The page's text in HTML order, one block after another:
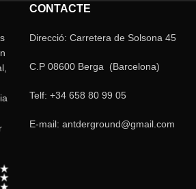
CONTACTE
Direcció: Carretera de Solsona 45
C.P 08600 Berga (Barcelona)
Telf: +34 658 80 99 05
E-mail: antderground@gmail.com